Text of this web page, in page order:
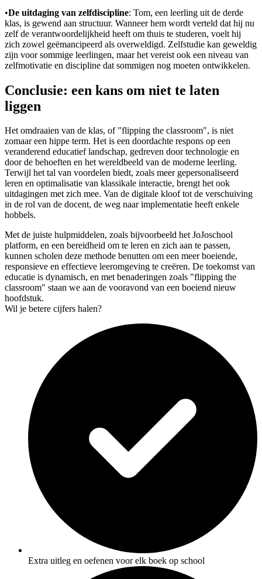
•De uitdaging van zelfdiscipline: Tom, een leerling uit de derde
klas, is gewend aan structuur. Wanneer hem wordt verteld dat hij nu
zelf de verantwoordelijkheid heeft om thuis te studeren, voelt hij
zich zowel geëmancipeerd als overweldigd. Zelfstudie kan geweldig
zijn voor sommige leerlingen, maar het vereist ook een niveau van
zelfmotivatie en discipline dat sommigen nog moeten ontwikkelen.
Conclusie: een kans om niet te laten
liggen
Het omdraaien van de klas, of "flipping the classroom", is niet
zomaar een hippe term. Het is een doordachte respons op een
veranderend educatief landschap, gedreven door technologie en
door de behoeften en het wereldbeeld van de moderne leerling.
Terwijl het tal van voordelen biedt, zoals meer gepersonaliseerd
leren en optimalisatie van klassikale interactie, brengt het ook
uitdagingen met zich mee. Van de digitale kloof tot de verschuiving
in de rol van de docent, de weg naar implementatie heeft enkele
hobbels.
Met de juiste hulpmiddelen, zoals bijvoorbeeld het JoJoschool
platform, en een bereidheid om te leren en zich aan te passen,
kunnen scholen deze methode benutten om een ​​meer boeiende,
responsieve en effectieve leeromgeving te creëren. De toekomst van
educatie is dynamisch, en met benaderingen zoals "flipping the
classroom" staan we aan de vooravond van een boeiend nieuw
hoofdstuk.
Wil je betere cijfers halen?
Extra uitleg en oefenen voor elk boek op school